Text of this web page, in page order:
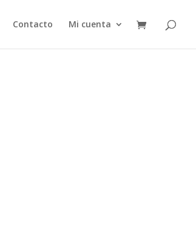
Contacto Mi cuenta